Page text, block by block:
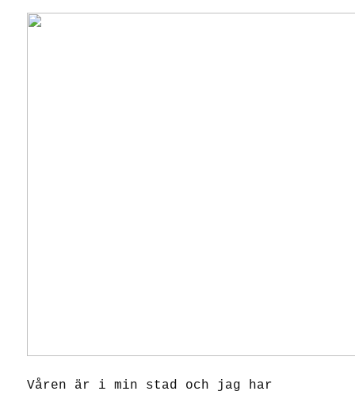
Våren är i min stad och jag har